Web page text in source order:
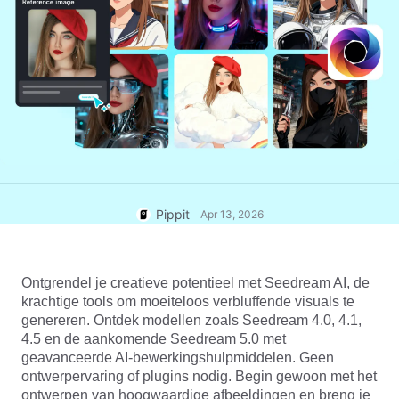
Edit Now
AI Product Images
Shopify, TikTok Shop, Amazon,
User Account
Assets Management
Publishing and Analytics
Product Images
One-click Video Solution
Campaign
7 Promotional Poster Ideas
Business Tips
AI-Powered Product Posters
Top 5 Types of Business
Videos
AI-Generated Product
Engaging Sales-Boosting
TikTok Video Advertising Guide
How to Cut YouTube Video
Crop Videos for Instagram
Pippit Apr 13, 2026
Ontgrendel je creatieve potentieel met Seedream AI, de
krachtige tools om moeiteloos verbluffende visuals te
genereren. Ontdek modellen zoals Seedream 4.0, 4.1,
4.5 en de aankomende Seedream 5.0 met
geavanceerde AI-bewerkingshulpmiddelen. Geen
ontwerpervaring of plugins nodig. Begin gewoon met het
ontwerpen van hoogwaardige afbeeldingen en breng je